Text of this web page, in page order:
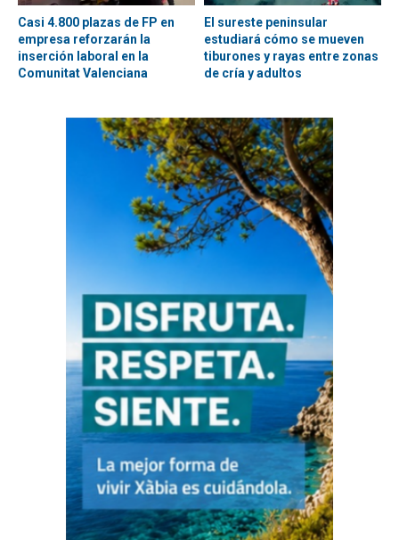
Casi 4.800 plazas de FP en
empresa reforzarán la
inserción laboral en la
Comunitat Valenciana
El sureste peninsular
estudiará cómo se mueven
tiburones y rayas entre zonas
de cría y adultos